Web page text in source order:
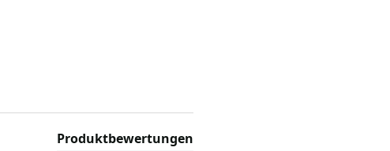
Produktbewertungen